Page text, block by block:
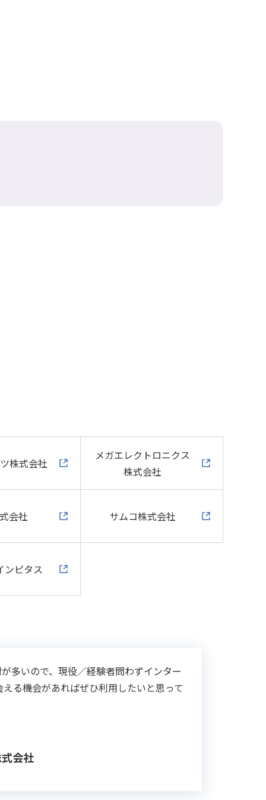
株式会社
メガエレクトロニクス
株式会社
会社 サムコ株式会社
ンピタス
多いので、現役／経験者問わずインター
る機会があればぜひ利用したいと思って
会社